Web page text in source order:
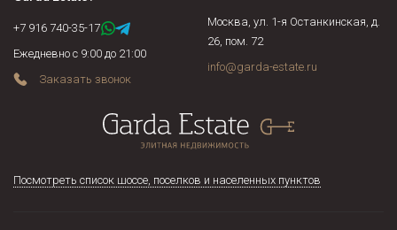
+7 916 740-35-17
Ежедневно с 9:00 до 21:00
Заказать звонок
Москва, ул. 1-я Останкинская, д.
26, пом. 72
info@garda-estate.ru
Посмотреть список шоссе, поселков и населенных пунктов